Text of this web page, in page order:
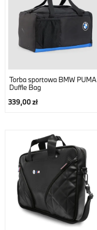
Torba sportowa BMW PUMA
Duffle Bag
339,00 zł